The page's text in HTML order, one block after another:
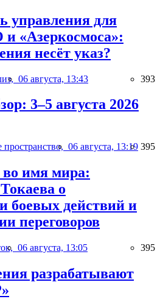
управления для
«Азеркосмоса»:
несёт указ?
06 августа, 13:43 393
3–5 августа 2026
пространство, 06 августа, 13:19 395
имя мира:
о
боевых действий и
переговоров
06 августа, 13:05 395
разрабатывают